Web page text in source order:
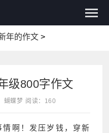
年的作文>
级800字作文
蝴蝶梦 阅读：160
啊！发压岁钱，穿新